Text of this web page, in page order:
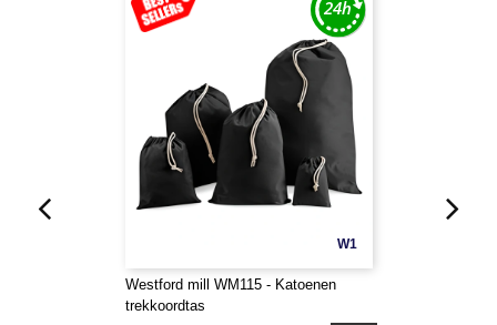
W1
Westford mill WM115 - Katoenen
trekkoordtas